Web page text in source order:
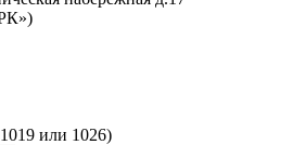
или 1026)